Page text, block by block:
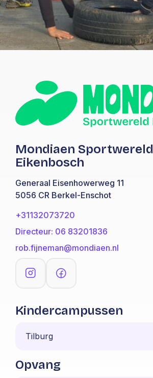
Mondiaen Sportwereld
Eikenbosch
Generaal Eisenhowerweg 11
5056 CR Berkel-Enschot
+31132073720
Directeur: 06 83201836
rob.fijneman@mondiaen.nl
Kindercampussen
Tilburg
Opvang